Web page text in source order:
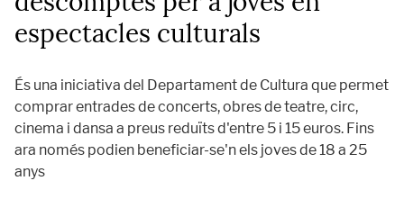
espectacles culturals
És una iniciativa del Departament de Cultura que permet
comprar entrades de concerts, obres de teatre, circ,
cinema i dansa a preus reduïts d'entre 5 i 15 euros. Fins
ara només podien beneficiar-se'n els joves de 18 a 25
anys